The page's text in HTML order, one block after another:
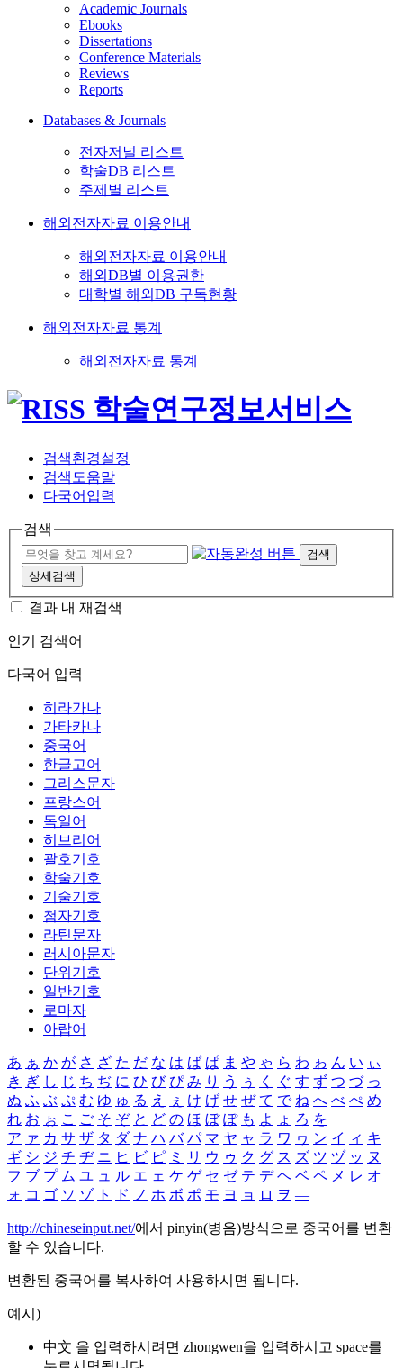
Academic Journals
Ebooks
Dissertations
Conference Materials
Reviews
Reports
Databases & Journals
전자저널 리스트
학술DB 리스트
주제별 리스트
해외전자자료 이용안내
해외전자자료 이용안내
해외DB별 이용권한
대학별 해외DB 구독현황
해외전자자료 통계
해외전자자료 통계
검색환경설정
검색도움말
다국어입력
검색
검색
상세검색
결과 내 재검색
인기 검색어
다국어 입력
히라가나
가타카나
중국어
한글고어
그리스문자
프랑스어
독일어
히브리어
괄호기호
학술기호
기술기호
첨자기호
라틴문자
러시아문자
단위기호
일반기호
로마자
아랍어
あ ぁ か が さ ざ た だ な は ば ぱ ま や ゃ ら わ ゎ ん い ぃ
き ぎ し じ ち ぢ に ひ び ぴ み り う ぅ く ぐ す ず つ づ っ
ぬ ふ ぶ ぷ む ゆ ゅ る え ぇ け げ せ ぜ て で ね へ べ ぺ め
れ お ぉ こ ご そ ぞ と ど の ほ ぼ ぽ も よ ょ ろ を
ア ァ カ サ ザ タ ダ ナ ハ バ パ マ ヤ ャ ラ ワ ヮ ン イ ィ キ
ギ シ ジ チ ヂ ニ ヒ ビ ピ ミ リ ウ ゥ ク グ ス ズ ツ ヅ ッ ヌ
フ ブ プ ム ユ ュ ル エ ェ ケ ゲ セ ゼ テ デ ヘ ベ ペ メ レ オ
ォ コ ゴ ソ ゾ ト ド ノ ホ ボ ポ モ ヨ ョ ロ ヲ ―
http://chineseinput.net/에서 pinyin(병음)방식으로 중국어를 변환
할 수 있습니다.
변환된 중국어를 복사하여 사용하시면 됩니다.
예시)
中文 을 입력하시려면 zhongwen을 입력하시고 space를